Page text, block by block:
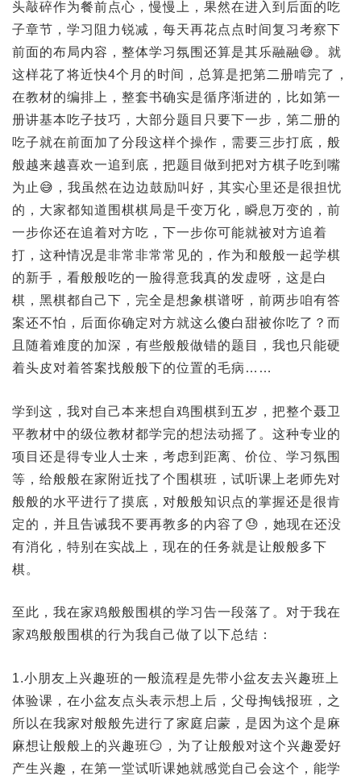
头敲碎作为餐前点心，慢慢上，果然在进入到后面的吃
子章节，学习阻力锐减，每天再花点点时间复习考察下
前面的布局内容，整体学习氛围还算是其乐融融😅。就
这样花了将近快4个月的时间，总算是把第二册啃完了，
在教材的编排上，整套书确实是循序渐进的，比如第一
册讲基本吃子技巧，大部分题目只要下一步，第二册的
吃子就在前面加了分段这样个操作，需要三步打底，般
般越来越喜欢一追到底，把题目做到把对方棋子吃到嘴
为止😅，我虽然在边边鼓励叫好，其实心里还是很担忧
的，大家都知道围棋棋局是千变万化，瞬息万变的，前
一步你还在追着对方吃，下一步你可能就被对方追着
打，这种情况是非常非常常见的，作为和般般一起学棋
的新手，看般般吃的一脸得意我真的发虚呀，这是白
棋，黑棋都自己下，完全是想象棋谱呀，前两步咱有答
案还不怕，后面你确定对方就这么傻白甜被你吃了？而
且随着难度的加深，有些般般做错的题目，我也只能硬
着头皮对着答案找般般下的位置的毛病……
学到这，我对自己本来想自鸡围棋到五岁，把整个聂卫
平教材中的级位教材都学完的想法动摇了。这种专业的
项目还是得专业人士来，考虑到距离、价位、学习氛围
等，给般般在家附近找了个围棋班，试听课上老师先对
般般的水平进行了摸底，对般般知识点的掌握还是很肯
定的，并且告诫我不要再教多的内容了😓，她现在还没
有消化，特别在实战上，现在的任务就是让般般多下
棋。
至此，我在家鸡般般围棋的学习告一段落了。对于我在
家鸡般般围棋的行为我自己做了以下总结：
1.小朋友上兴趣班的一般流程是先带小盆友去兴趣班上
体验课，在小盆友点头表示想上后，父母掏钱报班，之
所以在我家对般般先进行了家庭启蒙，是因为这个是麻
麻想让般般上的兴趣班😏，为了让般般对这个兴趣爱好
产生兴趣，在第一堂试听课她就感觉自己会这个，能学